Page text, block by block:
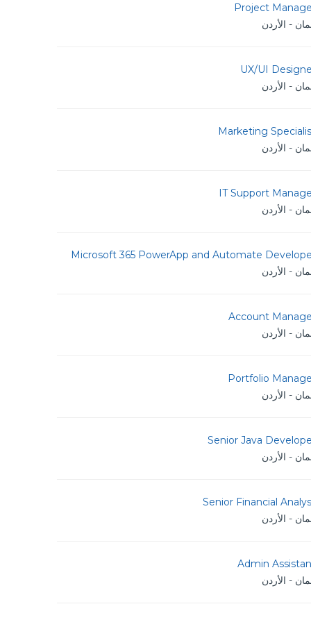
Project
- الأردن
UX/UI
- الأردن
Marketing
- الأردن
IT Support
- الأردن
Microsoft 365 PowerApp and Automate
- الأردن
Account
- الأردن
Portfolio
- الأردن
Senior Java
- الأردن
Senior Financial
- الأردن
Admin
- الأردن